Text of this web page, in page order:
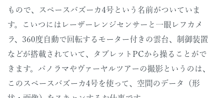
もので、スペースバズーカ4号という名前がついていま
す。こいつにはレーザーレンジセンサーと一眼レフカメ
ラ、360度自動で回転するモーター付きの雲台、制御装置
などが搭載されていて、タブレットPCから操ることがで
きます。パノラマやヴァーヤルツアーの撮影というのは、
このスペースバズーカ4号を使って、空間のデータ（形